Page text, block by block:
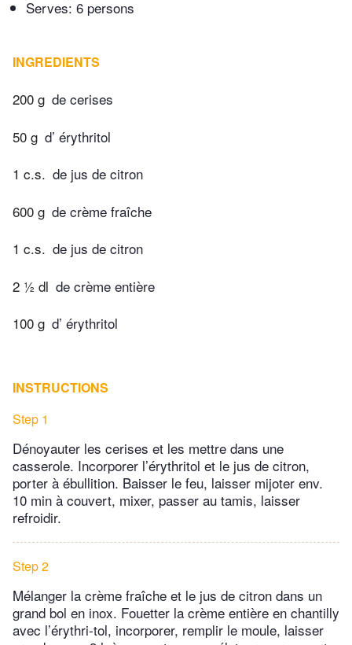
Serves: 6 persons
INGREDIENTS
200 g de cerises
50 g d’ érythritol
1 c.s. de jus de citron
600 g de crème fraîche
1 c.s. de jus de citron
2 ½ dl de crème entière
100 g d’ érythritol
INSTRUCTIONS
Step 1
Dénoyauter les cerises et les mettre dans une
casserole. Incorporer l’érythritol et le jus de citron,
porter à ébullition. Baisser le feu, laisser mijoter env.
10 min à couvert, mixer, passer au tamis, laisser
refroidir.
Step 2
Mélanger la crème fraîche et le jus de citron dans un
grand bol en inox. Fouetter la crème entière en chantilly
avec l’érythri-tol, incorporer, remplir le moule, laisser